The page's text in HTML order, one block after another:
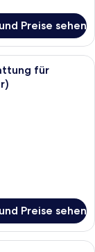
Preise sehen
mit Küchenzeile,
für
Preise sehen
mit